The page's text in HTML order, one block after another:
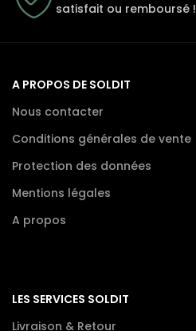
satisfait ou remboursé !
A PROPOS DE SOLDIT
Nous contacter
Conditions générales de vente
Protection des données
Mentions légales
A propos
LES SERVICES SOLDIT
Livraison & Retour